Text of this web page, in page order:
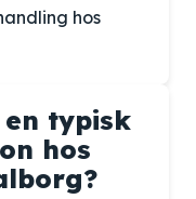
hos
typisk
hos